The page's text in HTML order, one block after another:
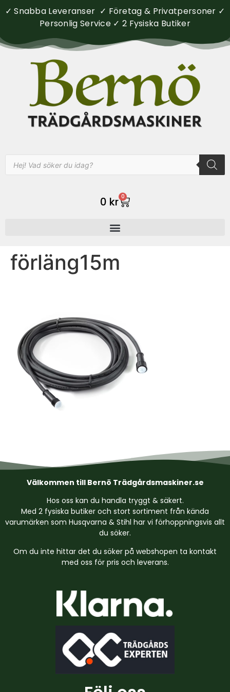
✓ Snabba Leveranser ✓ Företag & Privatpersoner ✓
Personlig Service ✓ 2 Fysiska Butiker
0 kr 0
förläng15m
Välkommen till Bernö Trädgårdsmaskiner.se
Hos oss kan du handla tryggt & säkert.
Med 2 fysiska butiker och stort sortiment från kända
varumärken som Husqvarna & Stihl har vi förhoppningsvis allt
du söker.
Om du inte hittar det du söker på webshopen ta kontakt
med oss för pris och leverans.